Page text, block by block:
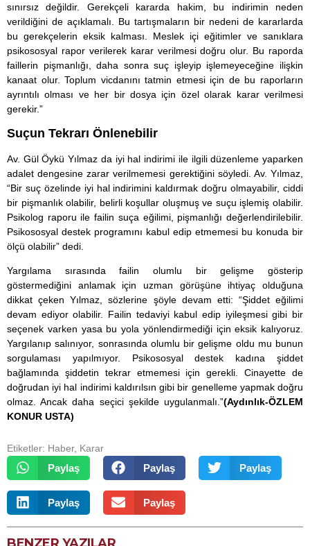
sınırsız değildir. Gerekçeli kararda hakim, bu indirimin neden
verildiğini de açıklamalı. Bu tartışmaların bir nedeni de kararlarda
bu gerekçelerin eksik kalması. Meslek içi eğitimler ve sanıklara
psikososyal rapor verilerek karar verilmesi doğru olur. Bu raporda
faillerin pişmanlığı, daha sonra suç işleyip işlemeyeceğine ilişkin
kanaat olur. Toplum vicdanını tatmin etmesi için de bu raporların
ayrıntılı olması ve her bir dosya için özel olarak karar verilmesi
gerekir.”
Suçun Tekrarı Önlenebilir
Av. Gül Öykü Yılmaz da iyi hal indirimi ile ilgili düzenleme yaparken
adalet dengesine zarar verilmemesi gerektiğini söyledi. Av. Yılmaz,
“Bir suç özelinde iyi hal indirimini kaldırmak doğru olmayabilir, ciddi
bir pişmanlık olabilir, belirli koşullar oluşmuş ve suçu işlemiş olabilir.
Psikolog raporu ile failin suça eğilimi, pişmanlığı değerlendirilebilir.
Psikososyal destek programını kabul edip etmemesi bu konuda bir
ölçü olabilir” dedi.
Yargılama sırasında failin olumlu bir gelişme gösterip
göstermediğini anlamak için uzman görüşüne ihtiyaç olduğuna
dikkat çeken Yılmaz, sözlerine şöyle devam etti: “Şiddet eğilimi
devam ediyor olabilir. Failin tedaviyi kabul edip iyileşmesi gibi bir
seçenek varken yasa bu yola yönlendirmediği için eksik kalıyoruz.
Yargılanıp salınıyor, sonrasında olumlu bir gelişme oldu mu bunun
sorgulaması yapılmıyor. Psikososyal destek kadına şiddet
bağlamında şiddetin tekrar etmemesi için gerekli. Cinayette de
doğrudan iyi hal indirimi kaldırılsın gibi bir genelleme yapmak doğru
olmaz. Ancak daha seçici şekilde uygulanmalı.”(Aydınlık-ÖZLEM
KONUR USTA)
Etiketler: Haber, Karar
Paylaş Paylaş Paylaş
Paylaş Paylaş